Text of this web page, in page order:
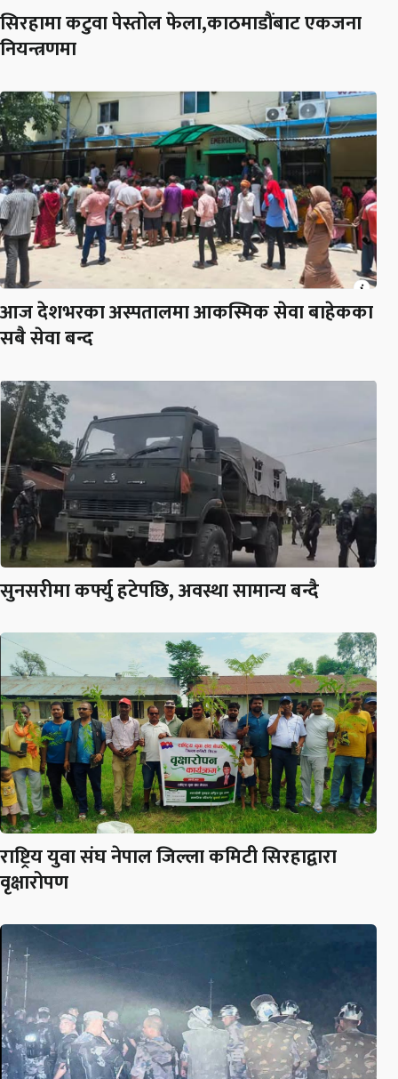
सिरहामा कटुवा पेस्तोल फेला,काठमाडौंबाट एकजना
नियन्त्रणमा
आज देशभरका अस्पतालमा आकस्मिक सेवा बाहेकका
सबै सेवा बन्द
सुनसरीमा कर्फ्यु हटेपछि, अवस्था सामान्य बन्दै
राष्ट्रिय युवा संघ नेपाल जिल्ला कमिटी सिरहाद्वारा
वृक्षारोपण